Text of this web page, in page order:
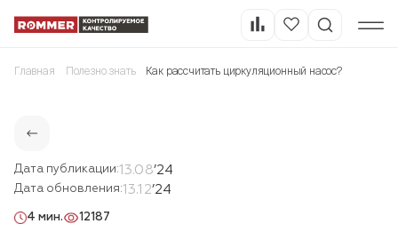
Главная Полезно знать Как рассчитать циркуляционный насос?
Дата публикации:13.08’24
Дата обновления:13.12’24
4 мин. 12187